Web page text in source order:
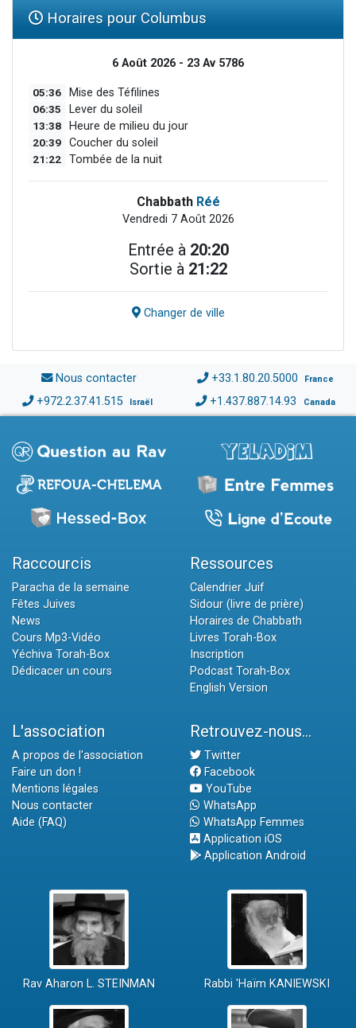
Horaires pour Columbus
6 Août 2026 - 23 Av 5786
05:36 Mise des Téfilines
06:35 Lever du soleil
13:38 Heure de milieu du jour
20:39 Coucher du soleil
21:22 Tombée de la nuit
Chabbath Réé
Vendredi 7 Août 2026
Entrée à 20:20
Sortie à 21:22
Changer de ville
Nous contacter +33.1.80.20.5000 France
+972.2.37.41.515 Israël +1.437.887.14.93 Canada
Raccourcis
Paracha de la semaine
Fêtes Juives
News
Cours Mp3-Vidéo
Yéchiva Torah-Box
Dédicacer un cours
Ressources
Calendrier Juif
Sidour (livre de prière)
Horaires de Chabbath
Livres Torah-Box
Inscription
Podcast Torah-Box
English Version
L'association
A propos de l'association
Faire un don !
Mentions légales
Nous contacter
Aide (FAQ)
Retrouvez-nous...
Twitter
Facebook
YouTube
WhatsApp
WhatsApp Femmes
Application iOS
Application Android
Rav Aharon L. STEINMAN Rabbi 'Haïm KANIEWSKI